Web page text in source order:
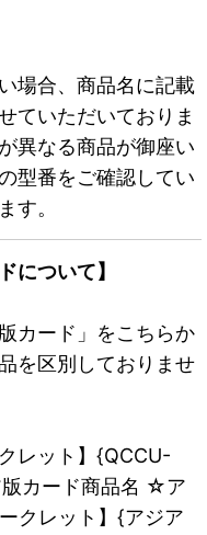
場合、商品名に記載
ていただいておりま
異なる商品が御座い
型番をご確認してい
す。
について】
カード」をこちらか
を区別しておりませ
レット】{QCCU-
カード商品名 ☆ア
クレット】{アジア